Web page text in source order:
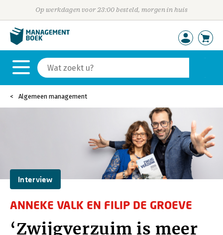
Op werkdagen voor 23:00 besteld, morgen in huis
Algemeen management
Interview
ANNEKE VALK EN FILIP DE GROEVE
‘Zwijgverzuim is meer